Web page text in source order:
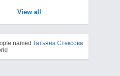
View all
named Татьяна Стексова